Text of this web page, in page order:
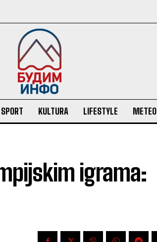
SPORT KULTURA LIFESTYLE METEO
igrama: